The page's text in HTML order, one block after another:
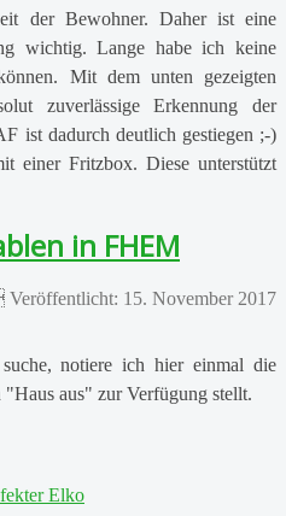
der Bewohner. Daher ist eine
wichtig. Lange habe ich keine
Mit dem unten gezeigten
zuverlässige Erkennung der
ist dadurch deutlich gestiegen ;-)
einer Fritzbox. Diese unterstützt
in FHEM
Veröffentlicht: 15. November 2017
notiere ich hier einmal die
aus" zur Verfügung stellt.
Elko